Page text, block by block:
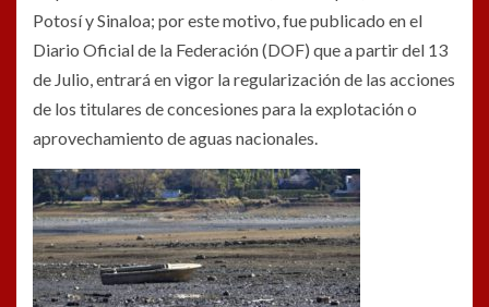
Potosí y Sinaloa; por este motivo, fue publicado en el
Diario Oficial de la Federación (DOF) que a partir del 13
de Julio, entrará en vigor la regularización de las acciones
de los titulares de concesiones para la explotación o
aprovechamiento de aguas nacionales.